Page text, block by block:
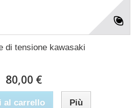
di tensione kawasaki
80,00 €
al carrello Più